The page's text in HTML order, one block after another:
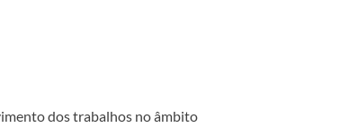
dos trabalhos no âmbito